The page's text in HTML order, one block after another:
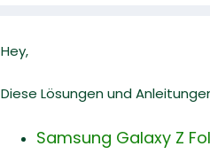
Hey,
Diese Lösungen und
Samsung Galaxy Z